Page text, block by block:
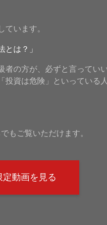
います。
は？」
者の方が、必ずと言ってい
資は危険」といっている
もご覧いただけます。
動画を見る